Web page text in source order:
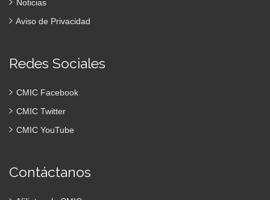
Noticias
Aviso de Privacidad
Redes Sociales
CMIC Facebook
CMIC Twitter
CMIC YouTube
Contáctanos